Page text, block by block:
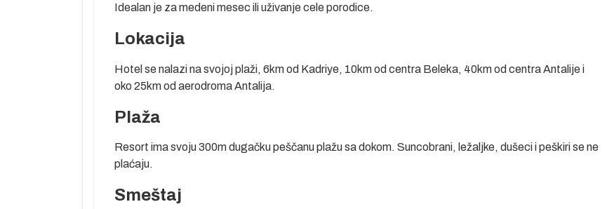
Idealan je za medeni mesec ili uživanje cele porodice.
Lokacija
Hotel se nalazi na svojoj plaži, 6km od Kadriye, 10km od centra Beleka, 40km od centra Antalije i
oko 25km od aerodroma Antalija.
Plaža
Resort ima svoju 300m dugačku peščanu plažu sa dokom. Suncobrani, ležaljke, dušeci i peškiri se ne
plaćaju.
Smeštaj